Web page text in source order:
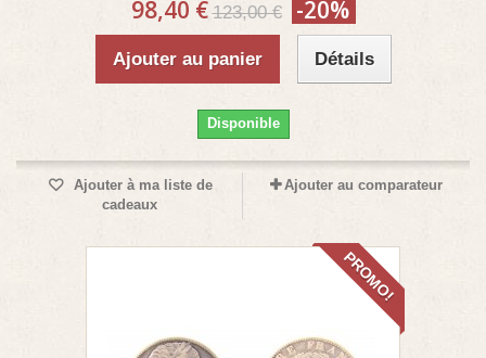
98,40 € 123,00 € -20%
Ajouter au panier Détails
Disponible
Ajouter à ma liste de
cadeaux
Ajouter au comparateur
PROMO!